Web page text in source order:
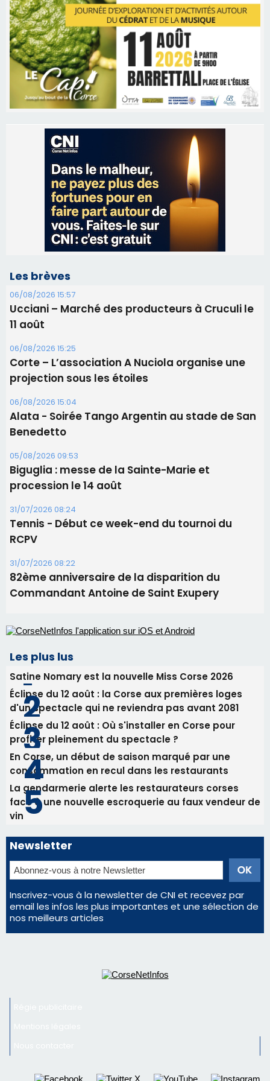
Les brèves
06/08/2026 15:57
Ucciani – Marché des producteurs à Cruculi le
11 août
06/08/2026 15:25
Corte – L’association A Nuciola organise une
projection sous les étoiles
06/08/2026 15:04
Alata - Soirée Tango Argentin au stade de San
Benedetto
05/08/2026 09:53
Biguglia : messe de la Sainte-Marie et
procession le 14 août
31/07/2026 08:24
Tennis - Début ce week-end du tournoi du
RCPV
31/07/2026 08:22
82ème anniversaire de la disparition du
Commandant Antoine de Saint Exupery
Les plus lus
Satine Nomary est la nouvelle Miss Corse 2026
Éclipse du 12 août : la Corse aux premières loges
d'un spectacle qui ne reviendra pas avant 2081
Éclipse du 12 août : Où s'installer en Corse pour
profiter pleinement du spectacle ?
En Corse, un début de saison marqué par une
consommation en recul dans les restaurants
La gendarmerie alerte les restaurateurs corses
face à une nouvelle escroquerie au faux vendeur de
vin
Newsletter
Inscrivez-vous à la newsletter de CNI et recevez par
email les infos les plus importantes et une sélection de
nos meilleurs articles